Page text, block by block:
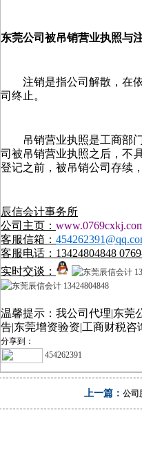
东莞公司被吊销营业执照与
注销是指公司解散，在
司终止。
吊销营业执照是工商部
司被吊销营业执照之后，不
登记之前，被吊销公司存续
辰信会计事务所
公司主页：
客服信箱：
客服电话： 13424804848
实时交谈：
温馨提示 ： 我公司代理|东莞
告|东莞增资验资|工商财税咨
分享到：
454262391
上一篇： 公司